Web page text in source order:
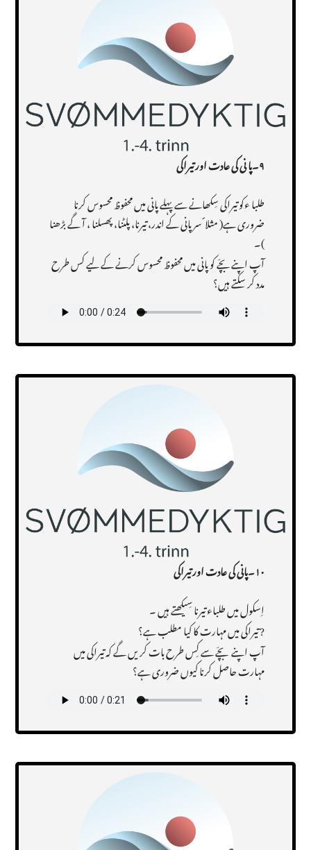
۹۔پا نی کی عادت اور تیراکی
طلبا ءکو تیراکی سِکھانے سے پہلے پانی میں محفوظ محسوس کرنا
ضروری ہے( مثلا ً سر پانی کے اندر، تیرنا، پلٹنا، پھسلنا ، آ گے بڑھنا
)۔
آپ اپنےبچّے کو پانی میں محفوظ محسوس کرنے کے لیے کس طرح
مدد کر سکتے ہیں؟
۱۰۔پانی کی عادت اور تیراکی
اِسکول میں طلباء تیرنا سِیکھتے ہیں ۔
? تیراکی میں مہارت کا کیا مطلب ہے؟
آپ اپنے بچّے سے کِس طرح بات کریں گے کہ تیراکی میں
مہارت حاصل کرنا کیوں ضروری ہے؟